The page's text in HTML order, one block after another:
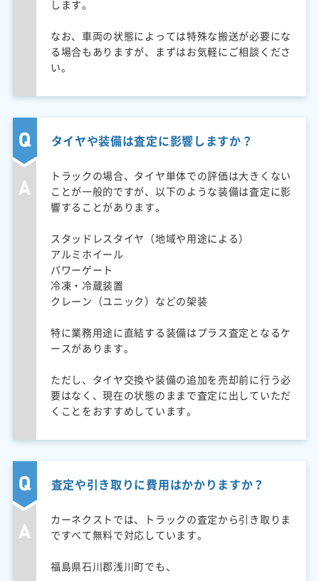
します。
なお、車両の状態によっては特殊な搬送が必要にな
る場合もありますが、まずはお気軽にご相談くださ
い。
タイヤや装備は査定に影響しますか？
トラックの場合、タイヤ単体での評価は大きくない
ことが一般的ですが、以下のような装備は査定に影
響することがあります。
スタッドレスタイヤ（地域や用途による）
アルミホイール
パワーゲート
冷凍・冷蔵装置
クレーン（ユニック）などの架装
特に業務用途に直結する装備はプラス査定となるケ
ースがあります。
ただし、タイヤ交換や装備の追加を売却前に行う必
要はなく、現在の状態のままで査定に出していただ
くことをおすすめしています。
査定や引き取りに費用はかかりますか？
カーネクストでは、トラックの査定から引き取りま
ですべて無料で対応しています。
福島県石川郡浅川町でも、